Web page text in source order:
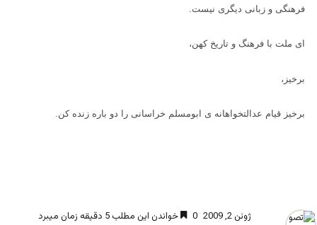
فرهنگی و زبانی دیگری نیست.
ای ملت با فرهنگ و تاریخ کهن،
برخیز،
برخیز قیام عدالتخواهانه ی ابومسلم خراسانی را دو باره زنده کن.
ژوئن 2, 2009 0 خواندن این مطلب 5 دقیقه زمان میبرد